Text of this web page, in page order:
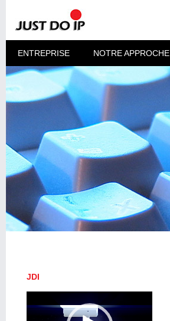
ENTREPRISE NOTRE APPROCHE
JDI
vidéo